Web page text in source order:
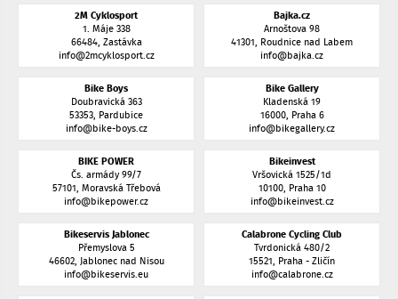
2M Cyklosport
1. Máje 338
66484, Zastávka
info@2mcyklosport.cz
Bajka.cz
Arnoštova 98
41301, Roudnice nad Labem
info@bajka.cz
Bike Boys
Doubravická 363
53353, Pardubice
info@bike-boys.cz
Bike Gallery
Kladenská 19
16000, Praha 6
info@bikegallery.cz
BIKE POWER
Čs. armády 99/7
57101, Moravská Třebová
info@bikepower.cz
Bikeinvest
Vršovická 1525/1d
10100, Praha 10
info@bikeinvest.cz
Bikeservis Jablonec
Přemyslova 5
46602, Jablonec nad Nisou
info@bikeservis.eu
Calabrone Cycling Club
Tvrdonická 480/2
15521, Praha - Zličín
info@calabrone.cz